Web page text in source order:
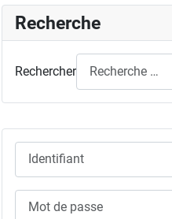
Mot de passe
Recherche
Rechercher